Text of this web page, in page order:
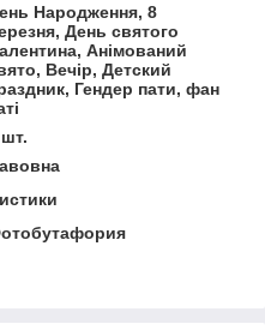
Народження, 8
День святого
Анімований
Вечір, Детский
Гендер пати, фан